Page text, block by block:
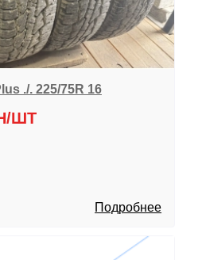
./. 225/75R 16
ШТ
Подробнее